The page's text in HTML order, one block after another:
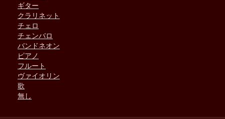
ギター
クラリネット
チェロ
チェンバロ
バンドネオン
ピアノ
フルート
ヴァイオリン
歌
無し